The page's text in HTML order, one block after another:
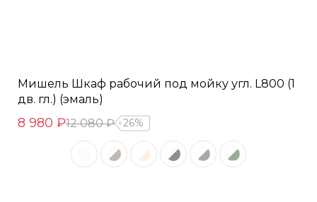
Мишель Шкаф рабочий под мойку угл. L800 (1
дв. гл.) (эмаль)
8 980 ₽12 080 ₽ 26%